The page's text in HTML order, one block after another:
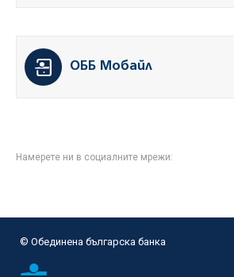
ОББ Мобайл
Намерете ни в социалните мрежи:
© Oбединена българска банка